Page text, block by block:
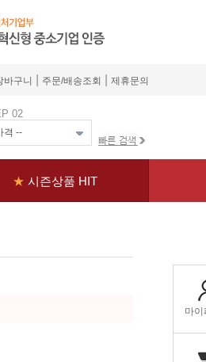
바구니 주문/배송조회 제휴문의
02
★ 시즌상품 HIT